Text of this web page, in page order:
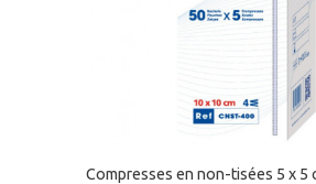
Compresses en non-tisées 5 x 5